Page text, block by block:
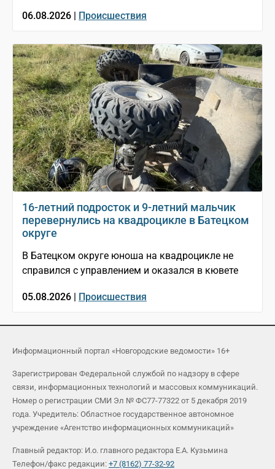
06.08.2026 | Происшествия
16-летний подросток и 9-летний мальчик
перевернулись на квадроцикле в Батецком
округе
В Батецком округе юноша на квадроцикле не
справился с управлением и оказался в кювете
05.08.2026 | Происшествия
Информационный портал «Новгородские ведомости» 16+
Зарегистрирован Федеральной службой по надзору в сфере
связи, информационных технологий и массовых коммуникаций.
Номер о регистрации СМИ Эл № ФС77-77322 от 5 декабря 2019
года. Учредитель: Областное государственное автономное
учреждение «Агентство информационных коммуникаций»
Главный редактор: И.о. главного редактора Е.А. Кузьмина
Телефон/факс редакции: +7 (8162) 77-32-92